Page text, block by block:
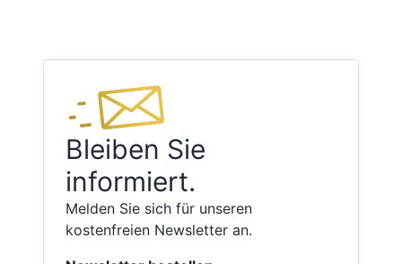
Bleiben Sie
informiert.
Melden Sie sich für unseren
kostenfreien Newsletter an.